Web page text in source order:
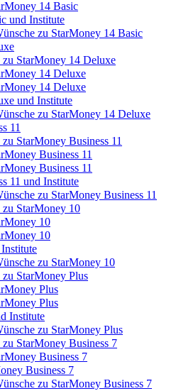
14 Basic
und Institute
zu StarMoney 14 Basic
StarMoney 14 Deluxe
14 Deluxe
14 Deluxe
und Institute
zu StarMoney 14 Deluxe
11
StarMoney Business 11
Business 11
Business 11
11 und Institute
zu StarMoney Business 11
StarMoney 10
10
10
zu StarMoney 10
StarMoney Plus
Plus
Plus
Institute
zu StarMoney Plus
StarMoney Business 7
Business 7
Business 7
zu StarMoney Business 7